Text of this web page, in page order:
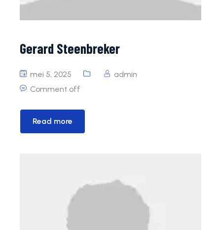
Gerard Steenbreker
mei 5, 2025
admin
Comment off
Read more